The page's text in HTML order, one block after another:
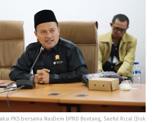
PKS bersama NasDem DPRD Bontang, Saeful Rizal (Dok